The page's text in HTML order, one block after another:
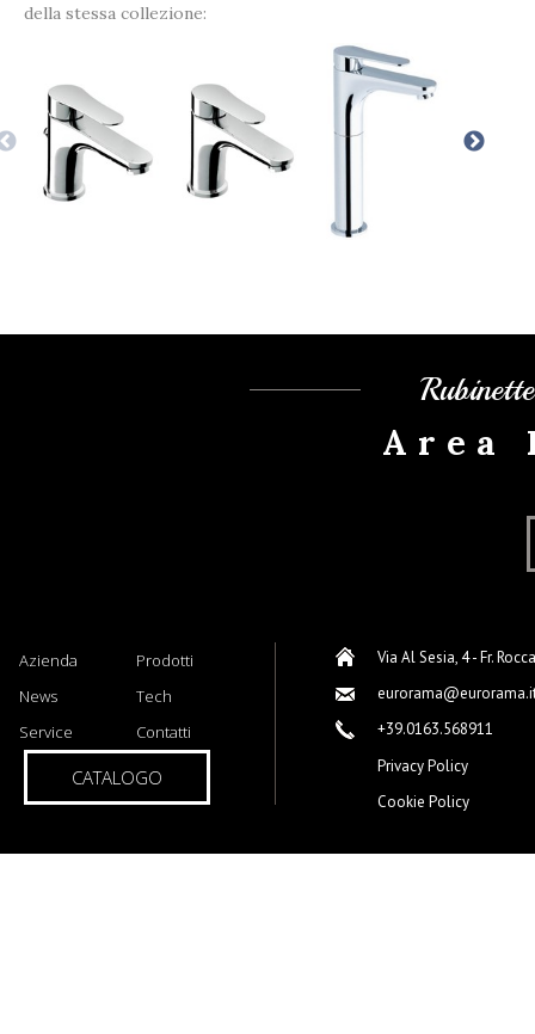
della stessa collezione:
Area
Azienda
Prodotti
News
Tech
Service
Contatti
CATALOGO
Via Al Sesia, 4 - Fr.
+39.0163.568911
Privacy Policy
Cookie Policy